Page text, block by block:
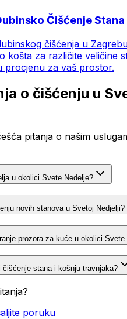
Čišćenje
čišćenja u
košta za različite veličine
procjenu za vaš prostor.
o čišćenju u
pitanja o našim
u okolici Svete Nedelje?
novih stanova u Svetoj Nedjelji?
prozora za kuće u okolici Svete
čišćenje stana i košnju travnjaka?
poruku